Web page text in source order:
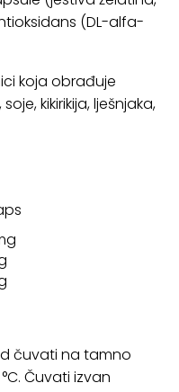
(DL-alfa-
koja obrađuje
kikirikija, lješnjaka,
čuvati na tamno
Čuvati izvan